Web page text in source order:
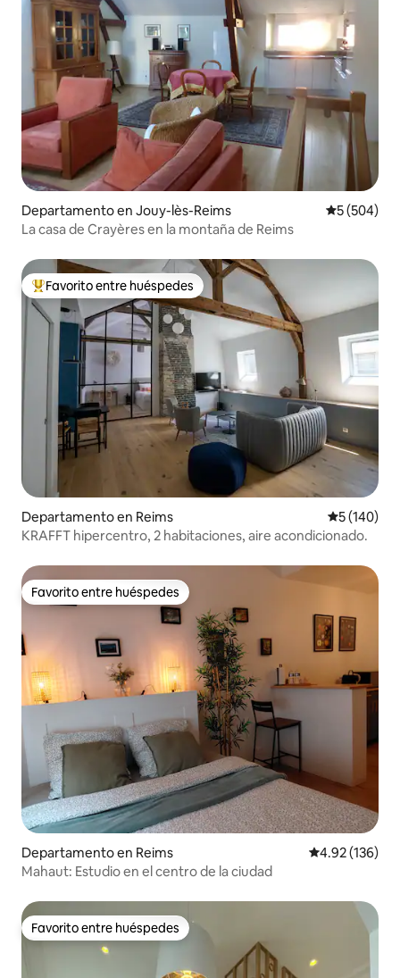
Departamento en Jouy-lès-Reims Calificación
5 (504)
La casa de Crayères en la montaña de Reims
De los mejores en Favorito entre huéspedes
Favorito entre huéspedes
Departamento en Reims
5 (140)
KRAFFT hipercentro, 2 habitaciones, aire acondicionado.
Favorito entre huéspedes
Favorito entre huéspedes
Departamento en Reims Calificación
4.92 (136)
Mahaut: Estudio en el centro de la ciudad
Favorito entre huéspedes
Favorito entre huéspedes